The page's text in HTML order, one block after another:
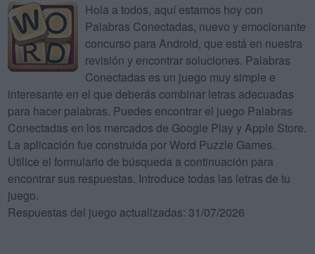
Hola a todos, aquí estamos hoy con
Palabras Conectadas, nuevo y emocionante
concurso para Android, que está en nuestra
revisión y encontrar soluciones. Palabras
Conectadas es un juego muy simple e
interesante en el que deberás combinar letras adecuadas
para hacer palabras. Puedes encontrar el juego Palabras
Conectadas en los mercados de Google Play y Apple Store.
La aplicación fue construida por Word Puzzle Games.
Utilice el formulario de búsqueda a continuación para
encontrar sus respuestas. Introduce todas las letras de tu
juego.
Respuestas del juego actualizadas: 31/07/2026